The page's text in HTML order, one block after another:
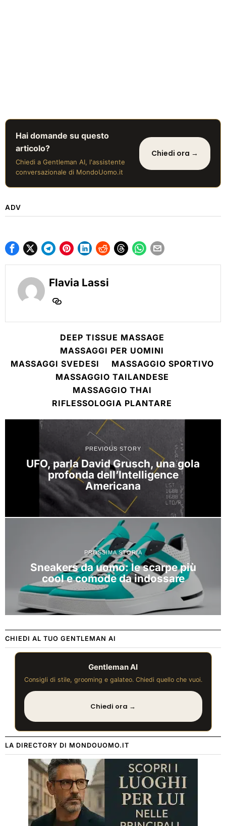
Hai domande su questo
articolo?
Chiedi a Gentleman AI, l'assistente
conversazionale di MondoUomo.it
Chiedi ora →
ADV
Flavia Lassi
DEEP TISSUE MASSAGE
MASSAGGI PER UOMINI
MASSAGGI SVEDESI
MASSAGGIO SPORTIVO
MASSAGGIO TAILANDESE
MASSAGGIO THAI
RIFLESSOLOGIA PLANTARE
PREVIOUS STORY
UFO, parla David Grusch, una gola
profonda dell’Intelligence
Americana
PROSSIMA STORIA
Sneakers da uomo: le scarpe più
cool e comode da indossare
CHIEDI AL TUO GENTLEMAN AI
Gentleman AI
Consigli di stile, grooming e galateo. Chiedi quello che vuoi.
Chiedi ora →
LA DIRECTORY DI MONDOUOMO.IT